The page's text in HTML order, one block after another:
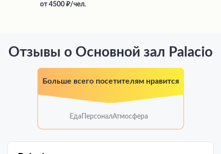
от 4500 /чел.
Отзывы о Основной зал Palacio
Больше всего посетителям нравится
Еда ПерсоналАтмосфера